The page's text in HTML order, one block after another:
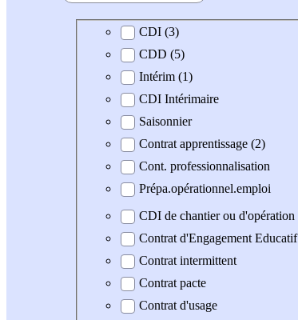
Type de contrat
CDI (3)
CDD (5)
Intérim (1)
CDI Intérimaire
Saisonnier
Contrat apprentissage (2)
Cont. professionnalisation
Prépa.opérationnel.emploi
CDI de chantier ou d'opération
Contrat d'Engagement Educatif
Contrat intermittent
Contrat pacte
Contrat d'usage